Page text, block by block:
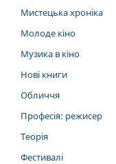
Мистецька хроніка
Молоде кіно
Музика в кіно
Нові книги
Обличчя
Професія: режисер
Теорія
Фестивалі